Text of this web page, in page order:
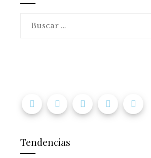
Tendencias